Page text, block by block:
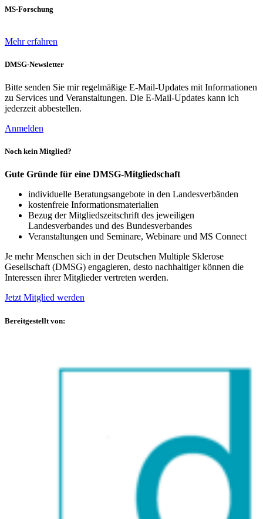
MS-Forschung
Mehr erfahren
DMSG-Newsletter
Bitte senden Sie mir regelmäßige E-Mail-Updates mit Informationen
zu Services und Veranstaltungen. Die E-Mail-Updates kann ich
jederzeit abbestellen.
Anmelden
Noch kein Mitglied?
Gute Gründe für eine DMSG-Mitgliedschaft
individuelle Beratungsangebote in den Landesverbänden
kostenfreie Informationsmaterialien
Bezug der Mitgliedszeitschrift des jeweiligen
Landesverbandes und des Bundesverbandes
Veranstaltungen und Seminare, Webinare und MS Connect
Je mehr Menschen sich in der Deutschen Multiple Sklerose
Gesellschaft (DMSG) engagieren, desto nachhaltiger können die
Interessen ihrer Mitglieder vertreten werden.
Jetzt Mitglied werden
Bereitgestellt von: